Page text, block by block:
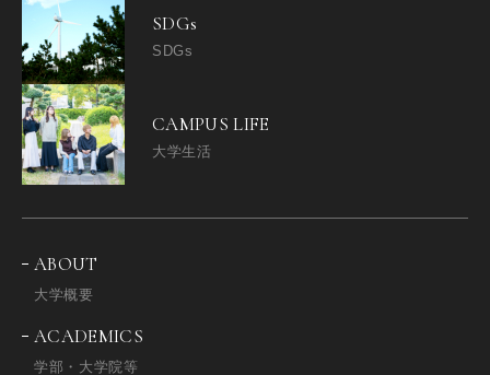
SDGs
SDGs
CAMPUS LIFE
大学生活
ABOUT
大学概要
ACADEMICS
学部・大学院等